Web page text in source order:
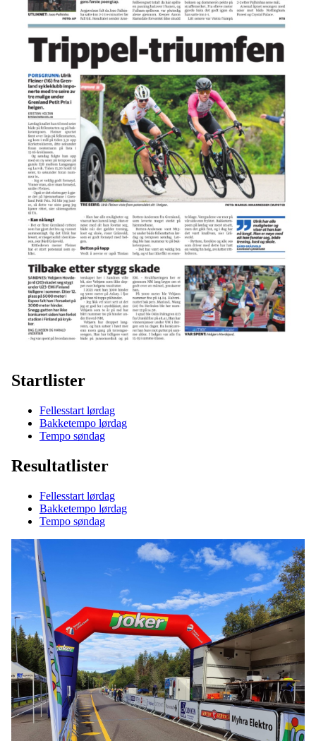
Startlister
Fellesstart lørdag
Bakketempo lørdag
Tempo søndag
Resultatlister
Fellesstart lørdag
Bakketempo lørdag
Tempo søndag